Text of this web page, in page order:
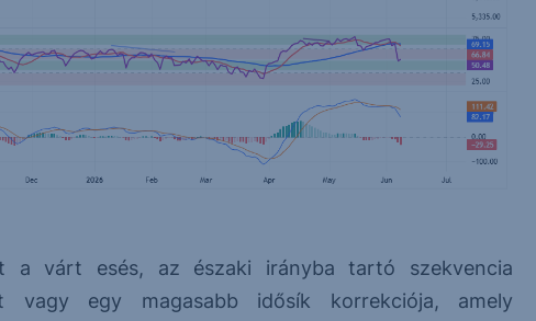
a várt esés, az északi irányba tartó szekvencia
vagy egy magasabb idősík korrekciója, amely